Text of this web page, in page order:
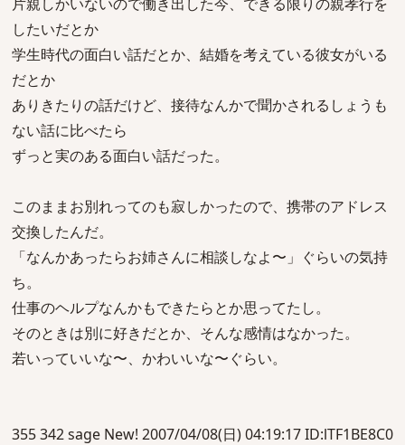
したいだとか
学生時代の面白い話だとか、結婚を考えている彼女がいる
だとか
ありきたりの話だけど、接待なんかで聞かされるしょうも
ない話に比べたら
ずっと実のある面白い話だった。
このままお別れってのも寂しかったので、携帯のアドレス
交換したんだ。
「なんかあったらお姉さんに相談しなよ〜」ぐらいの気持
ち。
仕事のヘルプなんかもできたらとか思ってたし。
そのときは別に好きだとか、そんな感情はなかった。
若いっていいな〜、かわいいな〜ぐらい。
355 342 sage New! 2007/04/08(日) 04:19:17 ID:lTF1BE8C0